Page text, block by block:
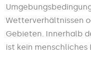
Wetterverhältnissen
Gebieten. Innerhalb
ist kein menschliches